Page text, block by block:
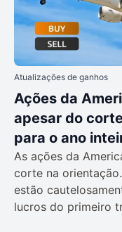
Atualizações de ganhos
Ações da
apesar do
para o ano
As ações da
corte na
estão
lucros do primeiro